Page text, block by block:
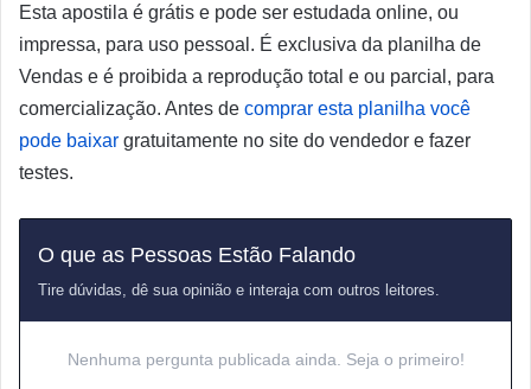
Esta apostila é grátis e pode ser estudada online, ou
impressa, para uso pessoal. É exclusiva da planilha de
Vendas e é proibida a reprodução total e ou parcial, para
comercialização. Antes de comprar esta planilha você
pode baixar gratuitamente no site do vendedor e fazer
testes.
O que as Pessoas Estão Falando
Tire dúvidas, dê sua opinião e interaja com outros leitores.
Nenhuma pergunta publicada ainda. Seja o primeiro!